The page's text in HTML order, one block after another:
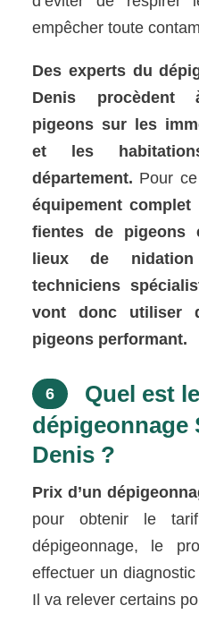
empêcher toute
Des experts du
Denis procèdent
pigeons sur les
et les
département. Pour
équipement
fientes de pigeons
lieux de
techniciens
vont donc utiliser
pigeons performant.
6
Quel est
dépigeonnage
Denis ?
Prix d’un
pour obtenir le
dépigeonnage, le
effectuer un
Il va relever certains